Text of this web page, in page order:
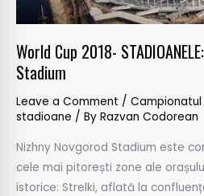
World Cup 2018-
Stadium
Leave a Comment / Campionatul
stadioane / By Razvan Codorean
Nizhny Novgorod Stadium este
cele mai pitorești zone ale
istorice: Strelki, aflată la